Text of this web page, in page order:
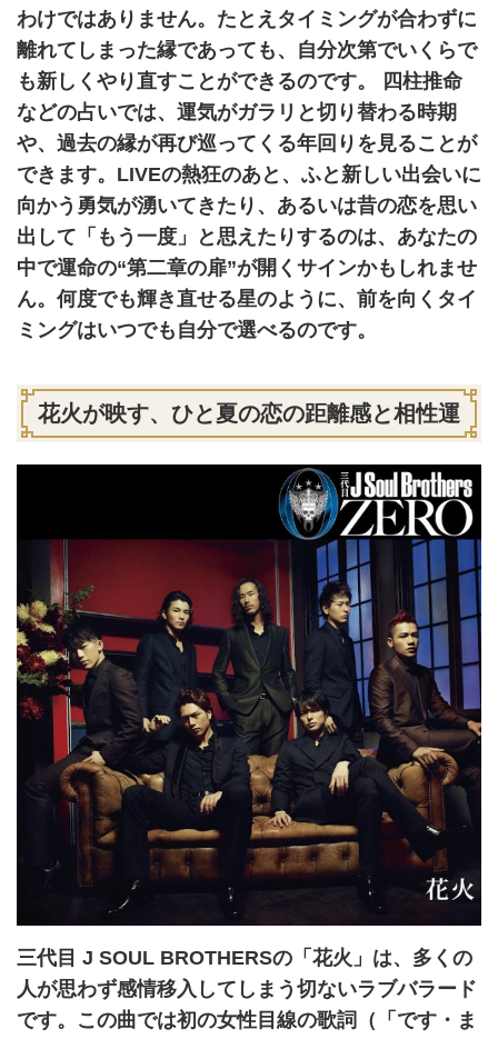
わけではありません。たとえタイミングが合わずに
離れてしまった縁であっても、自分次第でいくらで
も新しくやり直すことができるのです。 四柱推命
などの占いでは、運気がガラリと切り替わる時期
や、過去の縁が再び巡ってくる年回りを見ることが
できます。LIVEの熱狂のあと、ふと新しい出会いに
向かう勇気が湧いてきたり、あるいは昔の恋を思い
出して「もう一度」と思えたりするのは、あなたの
中で運命の“第二章の扉”が開くサインかもしれませ
ん。何度でも輝き直せる星のように、前を向くタイ
ミングはいつでも自分で選べるのです。
花火が映す、ひと夏の恋の距離感と相性運
三代目 J SOUL BROTHERSの「花火」は、多くの
人が思わず感情移入してしまう切ないラブバラード
です。この曲では初の女性目線の歌詞（「です・ま